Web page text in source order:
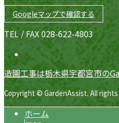
Googleマップで確認する
TEL / FAX 028-622-4803
造園工事は栃木県宇都宮市の
Copyright © GardenAssist. All
ホーム